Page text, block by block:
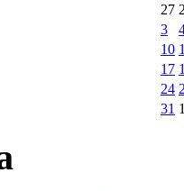
27
3
10
17
24
31